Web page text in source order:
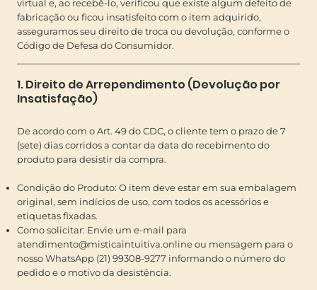
virtual e, ao recebê-lo, verificou que existe algum defeito de
fabricação ou ficou insatisfeito com o item adquirido,
asseguramos seu direito de troca ou devolução, conforme o
Código de Defesa do Consumidor.
1. Direito de Arrependimento (Devolução por
Insatisfação)
De acordo com o Art. 49 do CDC, o cliente tem o prazo de 7
(sete) dias corridos a contar da data do recebimento do
produto para desistir da compra.
Condição do Produto: O item deve estar em sua embalagem
original, sem indícios de uso, com todos os acessórios e
etiquetas fixadas.
Como solicitar: Envie um e-mail para
atendimento@misticaintuitiva.onlineou mensagem para o
nosso WhatsApp (21) 99308-9277 informando o número do
pedido e o motivo da desistência.